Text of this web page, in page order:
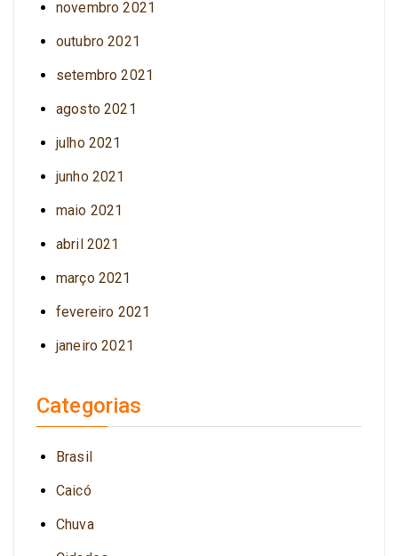
novembro 2021
outubro 2021
setembro 2021
agosto 2021
julho 2021
junho 2021
maio 2021
abril 2021
março 2021
fevereiro 2021
janeiro 2021
Categorias
Brasil
Caicó
Chuva